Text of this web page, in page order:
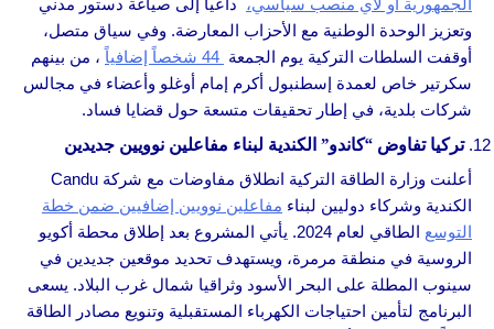
الجمهورية أو لأي منصب سياسي، داعياً إلى صياغة دستور مدني
وتعزيز الوحدة الوطنية مع الأحزاب المعارضة. وفي سياق متصل،
أوقفت السلطات التركية يوم الجمعة
، من بينهم
سكرتير خاص لعمدة إسطنبول أكرم إمام أوغلو وأعضاء في مجالس
شركات بلدية، في إطار تحقيقات متسعة حول قضايا فساد.
تركيا تفاوض “كاندو” الكندية لبناء مفاعلين نوويين جديدين
أعلنت وزارة الطاقة التركية انطلاق مفاوضات مع شركة Candu
الكندية وشركاء دوليين لبناء مفاعلين نوويين إضافيين ضمن خطة
التوسع
الطاقي لعام 2024. يأتي المشروع بعد إطلاق محطة أكويو
الروسية في منطقة مرمرة، ويستهدف تحديد موقعين جديدين في
سينوب المطلة على البحر الأسود وثراقيا شمال غرب البلاد. يسعى
البرنامج لتأمين احتياجات الكهرباء المستقبلية وتنويع مصادر الطاقة